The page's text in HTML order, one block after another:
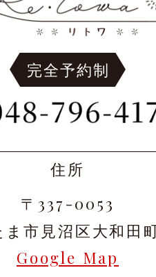
完全予約制
住所
〒337-0053
ま市見沼区大和田
Google Map